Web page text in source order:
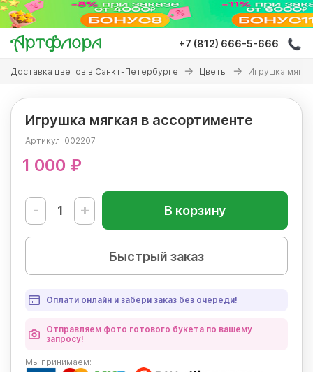
Перейти
основному
содержанию
+7 (812) 666-5-666
Вы
здесь
Доставка цветов в Санкт-Петербурге Цветы Игрушка
Игрушка мягкая в ассортименте
Артикул: 002207
1 000 ₽
- + В корзину
Быстрый заказ
Оплати онлайн и забери заказ без очереди!
Отправляем фото готового букета по вашему
запросу!
Мы принимаем: